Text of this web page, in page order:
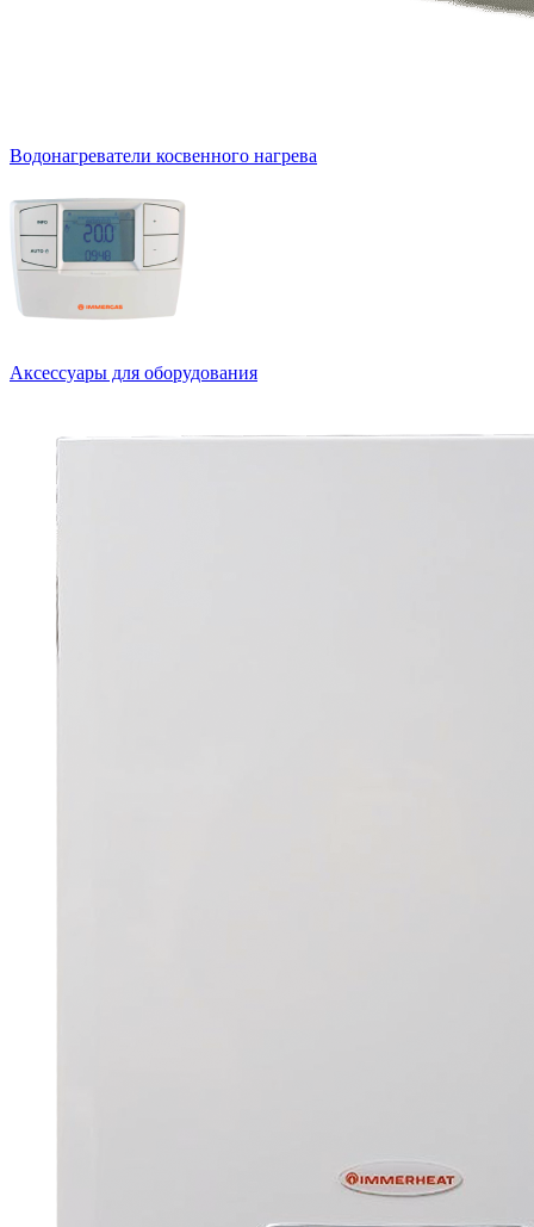
Водонагреватели косвенного нагрева
Аксессуары для оборудования